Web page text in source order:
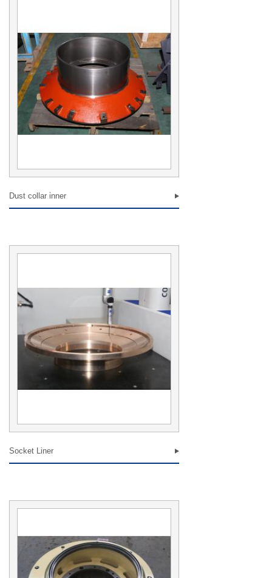
Dust collar inner
Socket Liner
感谢您填写表格信息，我们收到您的意见或建议，将秉着坚
定的态度解决问题，谢谢